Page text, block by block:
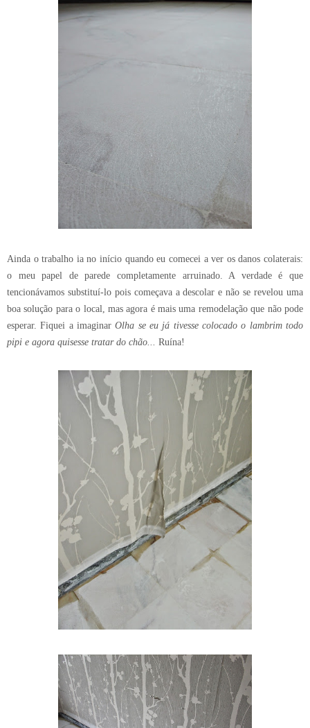
Ainda o trabalho ia no início quando eu comecei a ver os danos colaterais:
o meu papel de parede completamente arruinado. A verdade é que
tencionávamos substituí-lo pois começava a descolar e não se revelou uma
boa solução para o local, mas agora é mais uma remodelação que não pode
esperar. Fiquei a imaginarOlha se eu já tivesse colocado o lambrim todo
pipi e agora quisesse tratar do chão...
Ruína!